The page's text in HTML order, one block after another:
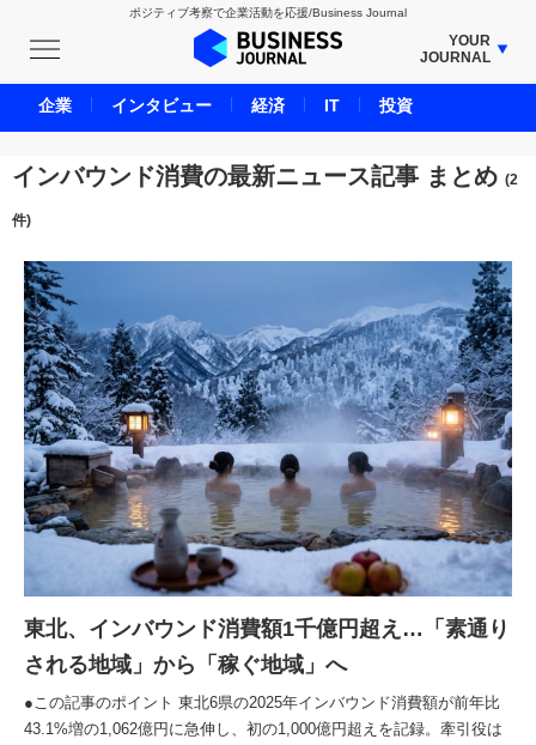
ポジティブ考察で企業活動を応援/Business Journal
YOUR
JOURNAL
BUSINESS JOURNAL
UNICORN JOURNAL
CARBON CREDITS JOURNAL
LIFE ENDING JOURNAL
AI JOURNAL
REAL ESTATE BROKERAGE JOURNAL
SMART MARKETING JOURNAL
BPaaS JOURNAL
ADOPTABLE DOG JOURNAL
インバウンド消費の最新ニュース記事 まとめ (2
件)
東北、インバウンド消費額1千億円超え…「素通り
される地域」から「稼ぐ地域」へ
●この記事のポイント 東北6県の2025年インバウンド消費額が前年比
43.1%増の1,062億円に急伸し、初の1,000億円超えを記録。牽引役は
企業 インタビュー 経済 IT 投資